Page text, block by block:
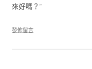
來好嗎？”
發佈留言